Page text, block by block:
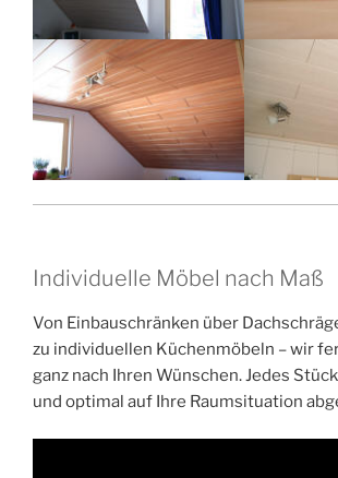
Individuelle Möbel nach Maß
Von Einbauschränken über
zu individuellen Küchenmöbeln – wir
ganz nach Ihren Wünschen. Jedes
und optimal auf Ihre Raumsituation